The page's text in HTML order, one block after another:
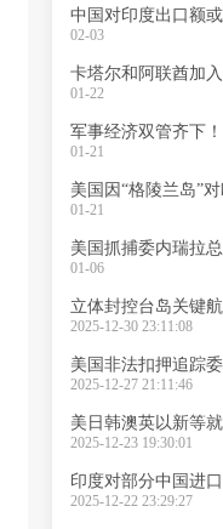
02-03
卡塔尔和阿联酋加
01-22
01-21
01-21
美国抓捕委内瑞拉
01-06
2025-12-30 23:11:08
2025-12-27 21:11:46
2025-12-23 19:30:01
印度对部分中国进
2025-12-22 23:29:27